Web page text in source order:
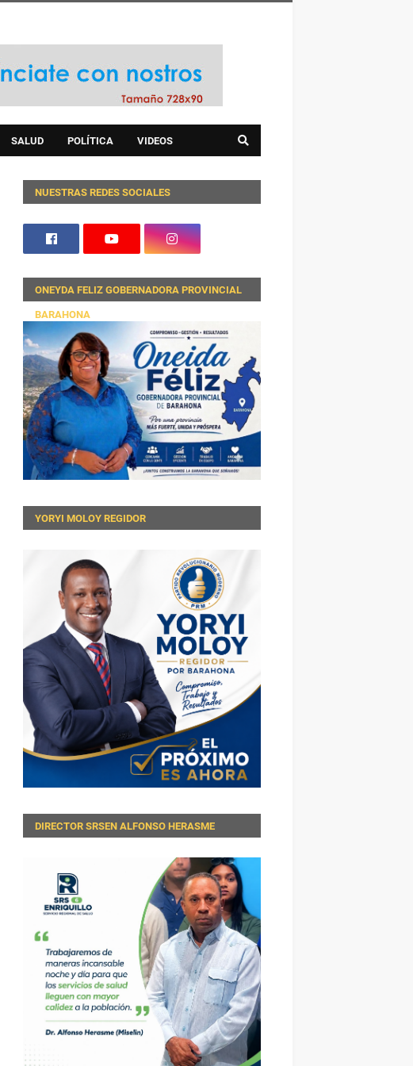
SALUD POLÍTICA VIDEOS
NUESTRAS REDES SOCIALES
ONEYDA FELIZ GOBERNADORA PROVINCIAL
BARAHONA
YORYI MOLOY REGIDOR
DIRECTOR SRSEN ALFONSO HERASME